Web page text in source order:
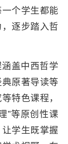
个学生都能
逐步踏入哲
盖中西哲学
原著导读等
特色课程，
”等原创性课
学生既掌握